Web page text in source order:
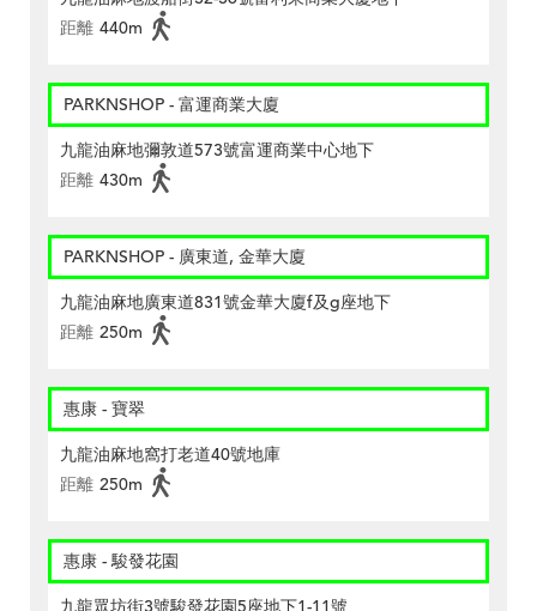
距離 440m
PARKNSHOP - 富運商業大廈
九龍油麻地彌敦道573號富運商業中心地下
距離 430m
PARKNSHOP - 廣東道, 金華大廈
九龍油麻地廣東道831號金華大廈f及g座地下
距離 250m
惠康 - 寶翠
九龍油麻地窩打老道40號地庫
距離 250m
惠康 - 駿發花園